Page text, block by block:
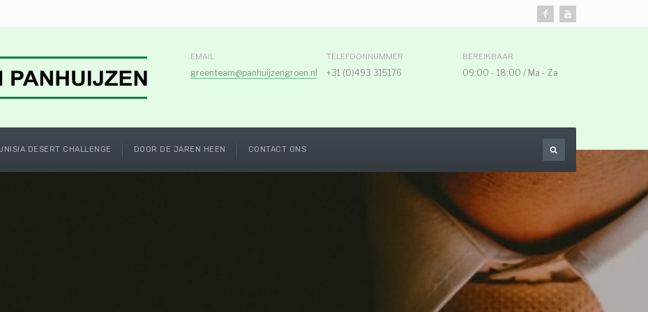
EMAIL
greenteam@panhuijzengroen.nl
TELEFOONNUMMER
+31 (0)493 315176
BEREIKBAAR
09:00 - 18:00 / Ma - Za
DESERT CHALLENGE DOOR DE JAREN HEEN CONTACT ONS